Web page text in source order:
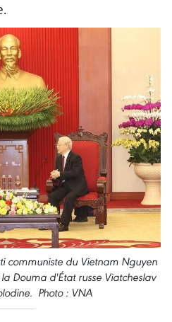
communiste du Vietnam Nguyen
Douma d'État russe Viatcheslav
Photo : VNA